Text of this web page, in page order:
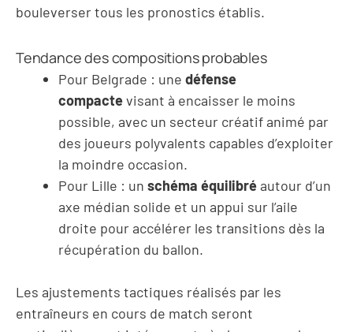
bouleverser tous les pronostics établis.
Tendance des compositions probables
Pour Belgrade : une défense
compactevisant à encaisser le moins
possible, avec un secteur créatif animé par
des joueurs polyvalents capables d’exploiter
la moindre occasion.
Pour Lille : un schéma équilibré autour d’un
axe médian solide et un appui sur l’aile
droite pour accélérer les transitions dès la
récupération du ballon.
Les ajustements tactiques réalisés par les
entraîneurs en cours de match seront